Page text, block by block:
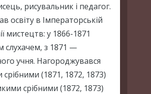
рисувальник і педагог.
освіту в Імператорській
мистецтв: у 1866-1871
слухачем, з 1871 —
учня. Нагороджувався
(1871, 1872, 1873)
срібними (1872, 1873)